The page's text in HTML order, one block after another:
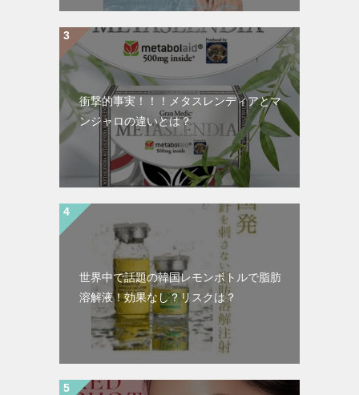
衝撃的事実！！！メタスレンディアとマ
ンジャロの違いとは？
世界中で話題の韓国レモンボトルで脂肪
溶解液！効果なし？リスクは？